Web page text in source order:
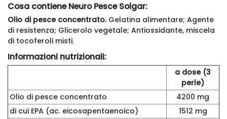
Cosa contiene Neuro Pesce Solgar:
Olio di pesce concentrato.Gelatina alimentare; Agente
di resistenza; Glicerolo vegetale; Antiossidante, miscela
di tocoferoli misti.
Informazioni nutrizionali:
a dose (3
perle)
Olio di pesce concentrato
4200 mg
di cui EPA (ac. eicosapentaenoico)
1512 mg